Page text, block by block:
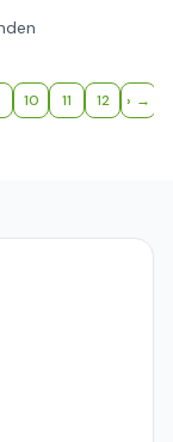
10 11 12 ›